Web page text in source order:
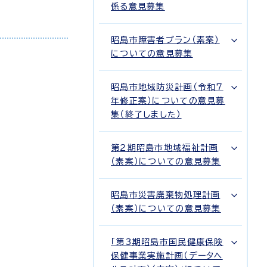
係る意見募集
昭島市障害者プラン（素案）
についての意見募集
昭島市地域防災計画（令和7
年修正案）についての意見募
集（終了しました）
第2期昭島市地域福祉計画
（素案）についての意見募集
昭島市災害廃棄物処理計画
（素案）についての意見募集
「第3期昭島市国民健康保険
保健事業実施計画（データヘ